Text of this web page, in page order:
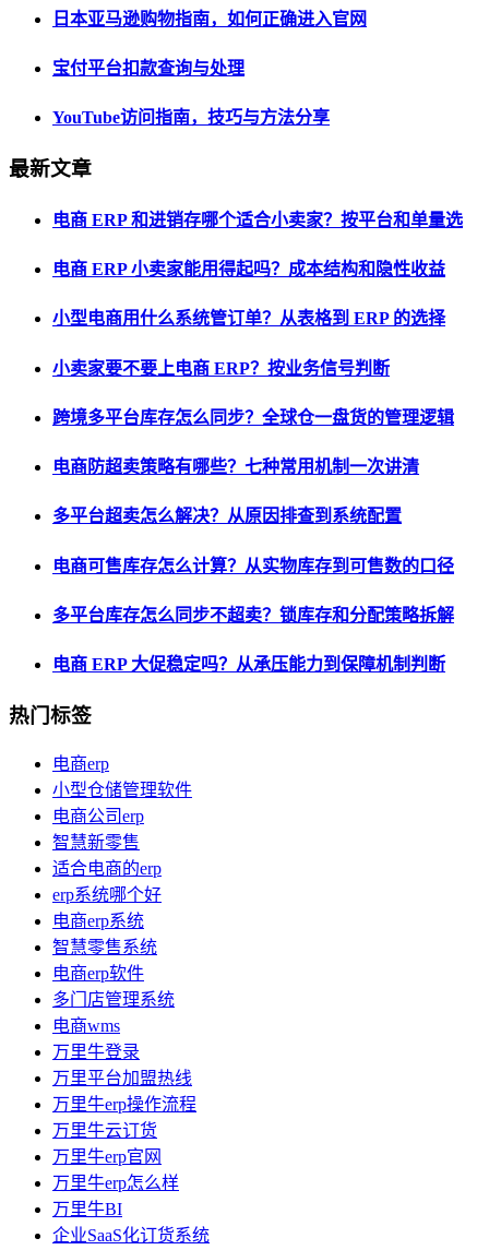
日本亚马逊购物指南，如何正确进入官网
宝付平台扣款查询与处理
YouTube访问指南，技巧与方法分享
最新文章
电商 ERP 和进销存哪个适合小卖家？按平台和单量选
电商 ERP 小卖家能用得起吗？成本结构和隐性收益
小型电商用什么系统管订单？从表格到 ERP 的选择
小卖家要不要上电商 ERP？按业务信号判断
跨境多平台库存怎么同步？全球仓一盘货的管理逻辑
电商防超卖策略有哪些？七种常用机制一次讲清
多平台超卖怎么解决？从原因排查到系统配置
电商可售库存怎么计算？从实物库存到可售数的口径
多平台库存怎么同步不超卖？锁库存和分配策略拆解
电商 ERP 大促稳定吗？从承压能力到保障机制判断
热门标签
电商erp
小型仓储管理软件
电商公司erp
智慧新零售
适合电商的erp
erp系统哪个好
电商erp系统
智慧零售系统
电商erp软件
多门店管理系统
电商wms
万里牛登录
万里平台加盟热线
万里牛erp操作流程
万里牛云订货
万里牛erp官网
万里牛erp怎么样
万里牛BI
企业SaaS化订货系统